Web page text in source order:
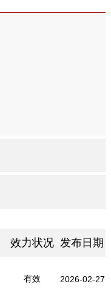
效力状况 发布日期
有效 2026-02-27